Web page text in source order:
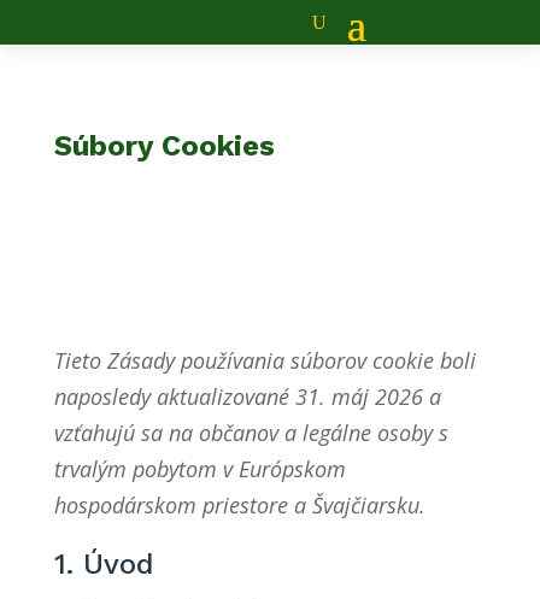
Súbory Cookies
Tieto Zásady používania súborov cookie boli
naposledy aktualizované 31. máj 2026 a
vzťahujú sa na občanov a legálne osoby s
trvalým pobytom v Európskom
hospodárskom priestore a Švajčiarsku.
1. Úvod